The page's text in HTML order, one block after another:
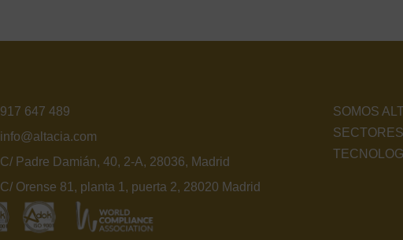
917 647 489
info@altacia.com
C/ Padre Damián, 40, 2-A, 28036, Madrid
C/ Orense 81, planta 1, puerta 2, 28020 Madrid
SOMOS
SECTORES